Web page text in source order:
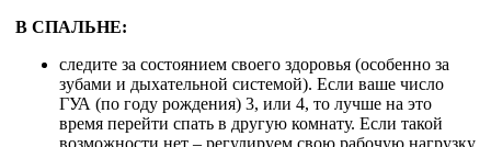
В СПАЛЬНЕ:
следите за состоянием своего здоровья (особенно за
зубами и дыхательной системой). Если ваше число
ГУА (по году рождения) 3, или 4, то лучше на это
время перейти спать в другую комнату. Если такой
возможности нет – регулируем свою рабочую нагрузку